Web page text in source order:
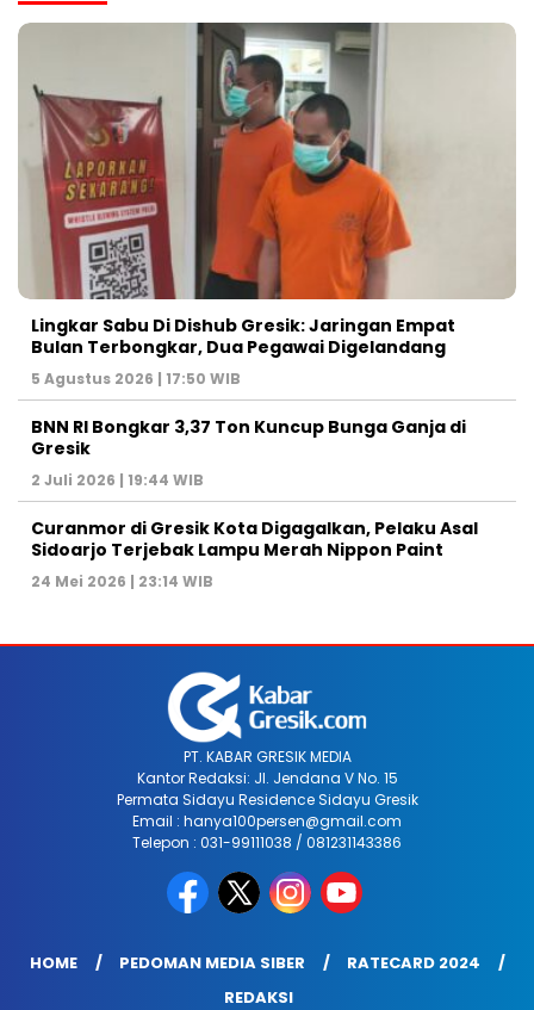
Lingkar Sabu Di Dishub Gresik: Jaringan Empat
Bulan Terbongkar, Dua Pegawai Digelandang
5 Agustus 2026 | 17:50 WIB
BNN RI Bongkar 3,37 Ton Kuncup Bunga Ganja di
Gresik
2 Juli 2026 | 19:44 WIB
Curanmor di Gresik Kota Digagalkan, Pelaku Asal
Sidoarjo Terjebak Lampu Merah Nippon Paint
24 Mei 2026 | 23:14 WIB
PT. KABAR GRESIK MEDIA
Kantor Redaksi: Jl. Jendana V No. 15
Permata Sidayu Residence Sidayu Gresik
Email : hanya100persen@gmail.com
Telepon : 031-99111038 / 081231143386
HOME PEDOMAN MEDIA SIBER
RATECARD 2024
REDAKSI